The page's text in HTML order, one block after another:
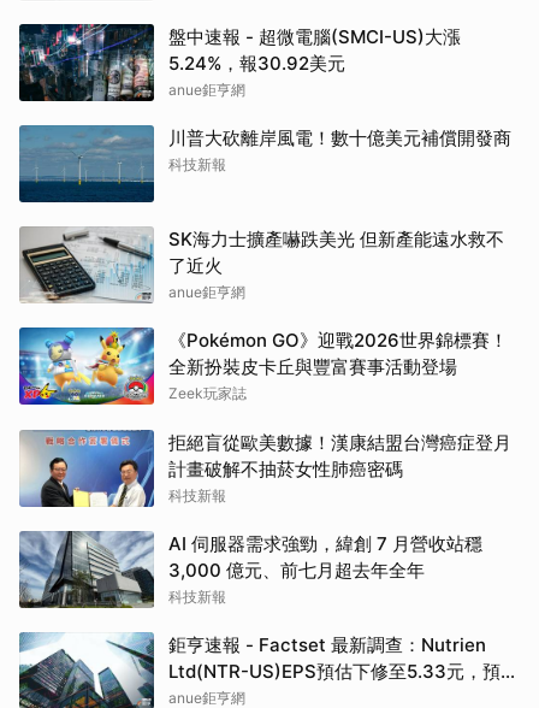
盤中速報 - 超微電腦(SMCI-US)大漲
5.24%，報30.92美元
anue鉅亨網
川普大砍離岸風電！數十億美元補償開發商
科技新報
SK海力士擴產嚇跌美光 但新產能遠水救不
了近火
anue鉅亨網
《Pokémon GO》迎戰2026世界錦標賽！
全新扮裝皮卡丘與豐富賽事活動登場
Zeek玩家誌
拒絕盲從歐美數據！漢康結盟台灣癌症登月
計畫破解不抽菸女性肺癌密碼
科技新報
AI 伺服器需求強勁，緯創 7 月營收站穩
3,000 億元、前七月超去年全年
科技新報
鉅亨速報 - Factset 最新調查：Nutrien
Ltd(NTR-US)EPS預估下修至5.33元，預估
目標價為80.00元
anue鉅亨網